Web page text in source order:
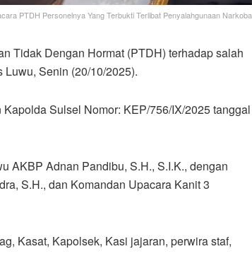
PTDH Personelnya Yang Terbukti Terlibat Penyalahgunaan Narkoba
Tidak Dengan Hormat (PTDH) terhadap salah
Senin (20/10/2025).
Sulsel Nomor: KEP/756/IX/2025 tanggal
AKBP Adnan Pandibu, S.H., S.I.K., dengan
S.H., dan Komandan Upacara Kanit 3
Kasat, Kapolsek, Kasi jajaran, perwira staf,